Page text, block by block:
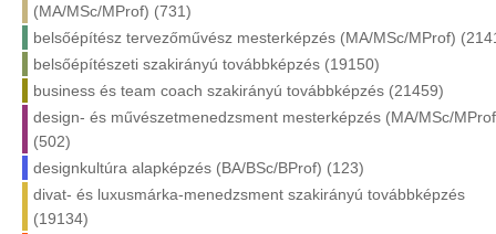
(MA/MSc/MProf) (731)
belsőépítész tervezőművész mesterképzés (MA/MSc/MProf)
belsőépítészeti szakirányú továbbképzés (19150)
business és team coach szakirányú továbbképzés (21459)
design- és művészetmenedzsment mesterképzés (MA/MSc/
(502)
designkultúra alapképzés (BA/BSc/BProf) (123)
divat- és luxusmárka-menedzsment szakirányú továbbképzés
(19134)